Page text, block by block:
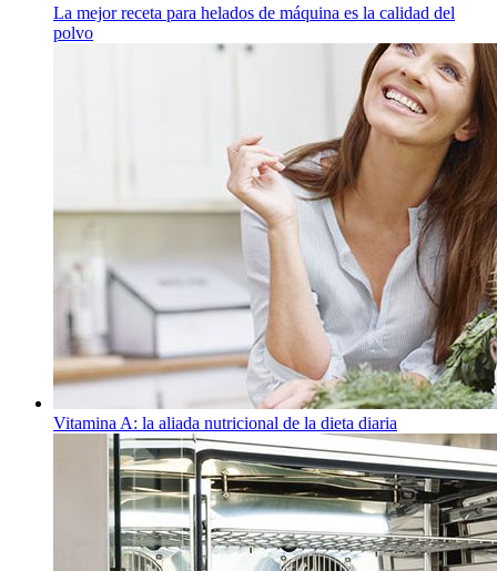
La mejor receta para helados de máquina es la calidad del
polvo
Vitamina A: la aliada nutricional de la dieta diaria